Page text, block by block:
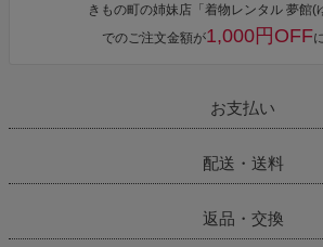
きもの町の姉妹店「着物レンタル 夢館(
でのご注文金額が1,000円OFF
お支払い
配送・送料
返品・交換